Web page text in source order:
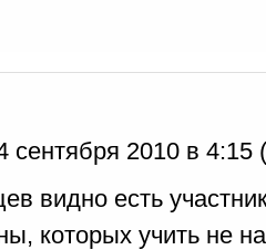
сентября 2010 в 4:15
видно есть
которых учить не